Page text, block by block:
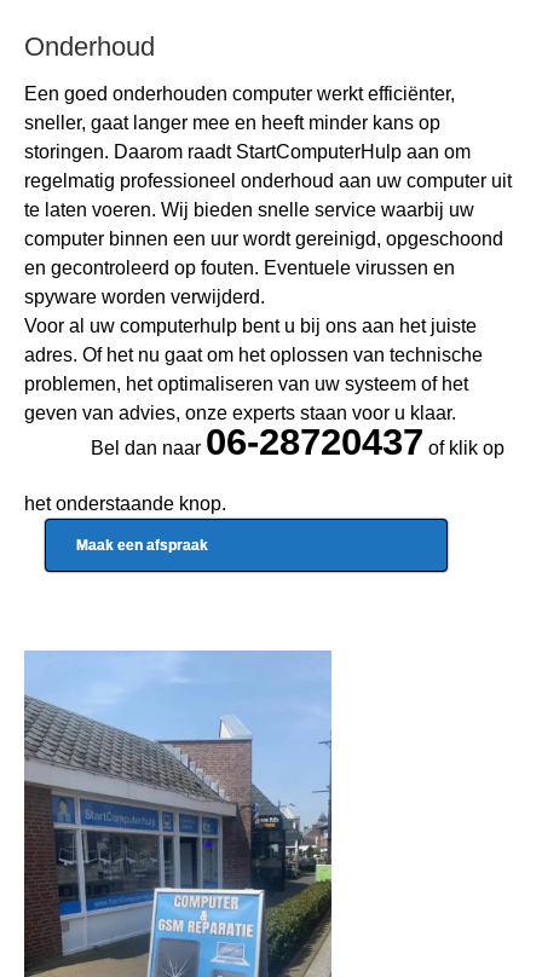
Onderhoud
Een goed onderhouden computer werkt efficiënter,
sneller, gaat langer mee en heeft minder kans op
storingen. Daarom raadt StartComputerHulp aan om
regelmatig professioneel onderhoud aan uw computer uit
te laten voeren. Wij bieden snelle service waarbij uw
computer binnen een uur wordt gereinigd, opgeschoond
en gecontroleerd op fouten. Eventuele virussen en
spyware worden verwijderd.
Voor al uw computerhulp bent u bij ons aan het juiste
adres. Of het nu gaat om het oplossen van technische
problemen, het optimaliseren van uw systeem of het
geven van advies, onze experts staan voor u klaar.
Bel dan naar 06-28720437 of klik op
het onderstaande knop.
Maak een afspraak